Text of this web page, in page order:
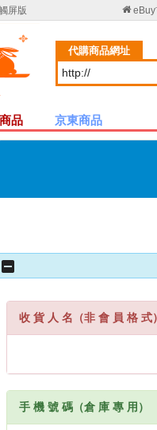
屏版 eBuy
代購商品網址
品 京東商品
收 貨 人 名（非 會 員 格 式
手 機 號 碼（倉 庫 專 用）